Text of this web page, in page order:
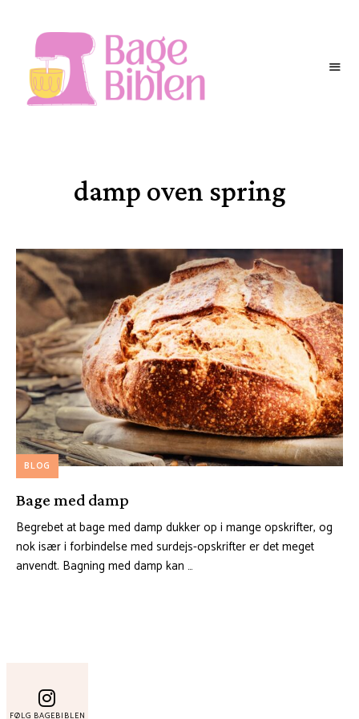
damp oven spring
BLOG
Bage med damp
Begrebet at bage med damp dukker op i mange opskrifter, og
nok især i forbindelse med surdejs-opskrifter er det meget
anvendt. Bagning med damp kan …
FØLG BAGEBIBLEN